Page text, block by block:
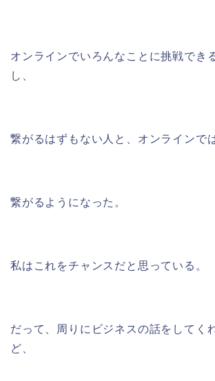
オンラインでいろんなことに挑戦でき
し、
繋がるはずもない人と、オンラインで
繋がるようになった。
私はこれをチャンスだと思っている。
だって、周りにビジネスの話をしてく
ど、